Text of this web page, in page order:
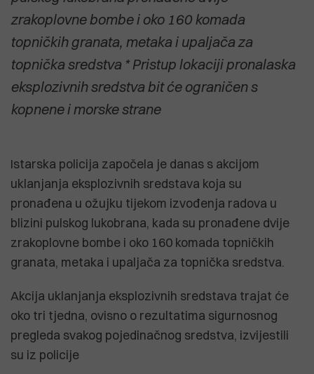
zrakoplovne bombe i oko 160 komada
topničkih granata, metaka i upaljača za
topnička sredstva * Pristup lokaciji pronalaska
eksplozivnih sredstva bit će ograničen s
kopnene i morske strane
Istarska policija započela je danas s akcijom
uklanjanja eksplozivnih sredstava koja su
pronađena u ožujku tijekom izvođenja radova u
blizini pulskog lukobrana, kada su pronađene dvije
zrakoplovne bombe i oko 160 komada topničkih
granata, metaka i upaljača za topnička sredstva.
Akcija uklanjanja eksplozivnih sredstava trajat će
oko tri tjedna, ovisno o rezultatima sigurnosnog
pregleda svakog pojedinačnog sredstva, izvijestili
su iz policije